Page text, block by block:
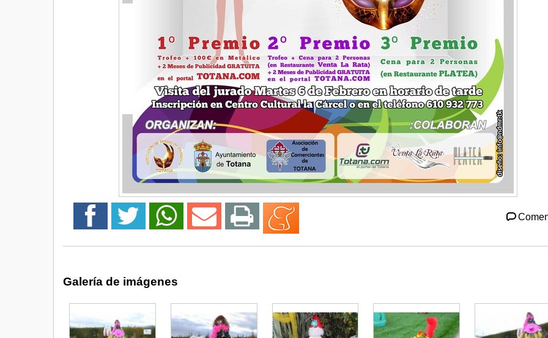
Galería de imágenes